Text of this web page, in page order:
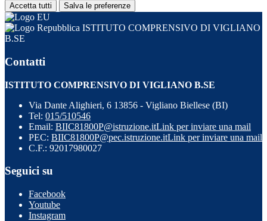
Accetta tutti Salva le preferenze
ISTITUTO COMPRENSIVO DI VIGLIANO
B.SE
Contatti
ISTITUTO COMPRENSIVO DI VIGLIANO B.SE
Via Dante Alighieri, 6 13856 - Vigliano Biellese (BI)
Tel: 015/510546
Email: BIIC81800P@istruzione.itLink per inviare una mail
PEC: BIIC81800P@pec.istruzione.itLink per inviare una mail
C.F.: 92017980027
Seguici su
Facebook
Youtube
Instagram